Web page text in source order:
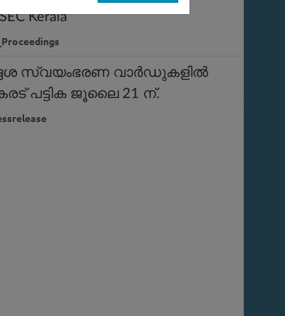
Kerala
സ്വയംഭരണ വാർഡുകളിൽ
പട്ടിക ജൂലൈ 21 ന്.